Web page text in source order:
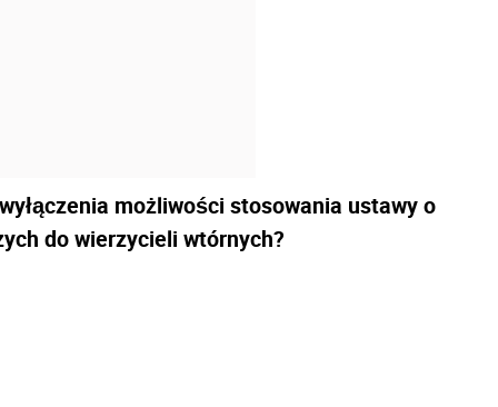
możliwości stosowania ustawy o
do wierzycieli wtórnych?